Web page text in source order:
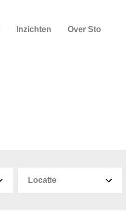
Inzichten Over Sto